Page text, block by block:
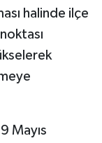
halinde ilçe
Mayıs